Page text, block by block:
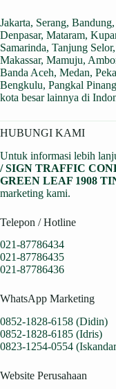
Jakarta, Serang,
Denpasar, Mataram,
Samarinda, Tanjung
Makassar, Mamuju,
Banda Aceh, Medan,
Bengkulu, Pangkal
kota besar lainnya di
HUBUNGI KAMI
Untuk informasi lebih
/ SIGN TRAFFIC
GREEN LEAF 1908
marketing kami.
Telepon / Hotline
021-87786434
021-87786435
021-87786436
WhatsApp Marketing
0852-1828-6158 (Didin)
0852-1828-6185 (Idris)
0823-1254-0554
Website Perusahaan